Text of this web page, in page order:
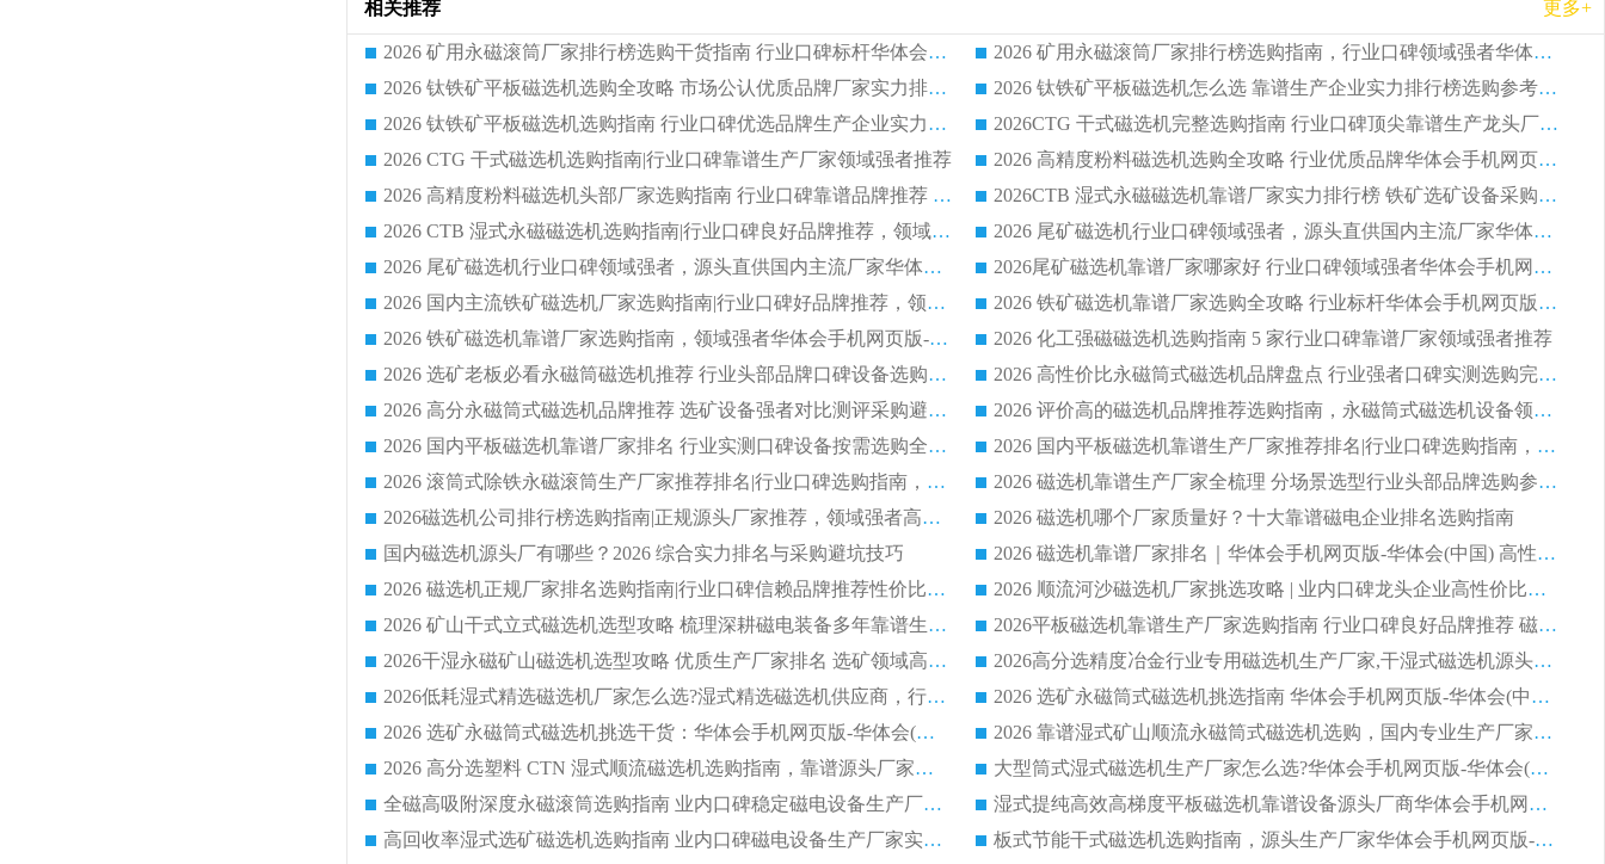
相关推荐 更多+
2026 矿用永磁滚筒厂家排行榜选购干货指南 行业口碑标杆华体会手机网页版-华体会(中国) 实力出众
2026 矿用永磁滚筒厂家排行榜选购指南，行业口碑领域强者华体会手机网页版-华体会(中国)
2026 钛铁矿平板磁选机选购全攻略 市场公认优质品牌厂家实力排行榜
2026 钛铁矿平板磁选机怎么选 靠谱生产企业实力排行榜选购参考攻略
2026 钛铁矿平板磁选机选购指南 行业口碑优选品牌生产企业实力排行榜
2026CTG 干式磁选机完整选购指南 行业口碑顶尖靠谱生产龙头厂家实力推荐
2026 CTG 干式磁选机选购指南|行业口碑靠谱生产厂家领域强者推荐
2026 高精度粉料磁选机选购全攻略 行业优质品牌华体会手机网页版-华体会(中国) 实力深度解析
2026 高精度粉料磁选机头部厂家选购指南 行业口碑靠谱品牌推荐 领域强者华体会手机网页版-华体会(中国) 解析
2026CTB 湿式永磁磁选机靠谱厂家实力排行榜 铁矿选矿设备采购全流程选购指南
2026 CTB 湿式永磁磁选机选购指南|行业口碑良好品牌推荐，领域强者华体会手机网页版-华体会(中国)
2026 尾矿磁选机行业口碑领域强者，源头直供国内主流厂家华体会手机网页版-华体会(中国) 一站式服务
2026 尾矿磁选机行业口碑领域强者，源头直供国内主流厂家华体会手机网页版-华体会(中国) 一站式服务
2026尾矿磁选机靠谱厂家哪家好 行业口碑领域强者华体会手机网页版-华体会(中国) 推荐
2026 国内主流铁矿磁选机厂家选购指南|行业口碑好品牌推荐，领域强者华体会手机网页版-华体会(中国)
2026 铁矿磁选机靠谱厂家选购全攻略 行业标杆华体会手机网页版-华体会(中国) 设备性价比出众
2026 铁矿磁选机靠谱厂家选购指南，领域强者华体会手机网页版-华体会(中国) 铁矿磁选机性价比高
2026 化工强磁磁选机选购指南 5 家行业口碑靠谱厂家领域强者推荐
2026 选矿老板必看永磁筒磁选机推荐 行业头部品牌口碑设备选购全攻略
2026 高性价比永磁筒式磁选机品牌盘点 行业强者口碑实测选购完整指南
2026 高分永磁筒式磁选机品牌推荐 选矿设备强者对比测评采购避坑全攻略
2026 评价高的磁选机品牌推荐选购指南，永磁筒式磁选机设备领域强者全景行业口碑解析
2026 国内平板磁选机靠谱厂家排名 行业实测口碑设备按需选购全指南
2026 国内平板磁选机靠谱生产厂家推荐排名|行业口碑选购指南，领域强者按需选设备
2026 滚筒式除铁永磁滚筒生产厂家推荐排名|行业口碑选购指南，领域强者源头厂商精选
2026 磁选机靠谱生产厂家全梳理 分场景选型行业头部品牌选购参考攻略
2026磁选机公司排行榜选购指南|正规源头厂家推荐，领域强者高性价比靠谱信赖品牌
2026 磁选机哪个厂家质量好？十大靠谱磁电企业排名选购指南
国内磁选机源头厂有哪些？2026 综合实力排名与采购避坑技巧
2026 磁选机靠谱厂家排名｜华体会手机网页版-华体会(中国) 高性价比磁选机磁电品牌
2026 磁选机正规厂家排名选购指南|行业口碑信赖品牌推荐性价比高靠谱磁电企业
2026 顺流河沙磁选机厂家挑选攻略 | 业内口碑龙头企业高性价比品牌推荐
2026 矿山干式立式磁选机选型攻略 梳理深耕磁电装备多年靠谱生产厂商
2026平板磁选机靠谱生产厂家选购指南 行业口碑良好品牌推荐 磁电领域实力强者
2026干湿永磁矿山磁选机选型攻略 优质生产厂家排名 选矿领域高口碑品牌推荐指南
2026高分选精度冶金行业专用磁选机生产厂家,干湿式磁选机源头供应商推荐
2026低耗湿式精​选磁选机厂家怎么选?湿式精选磁选机供应商，行业认可度较高生产厂家华体会手机网页版-华体会(中国) 全面解析
2026 选矿永磁筒式磁选机挑选指南 华体会手机网页版-华体会(中国) 推荐品牌行业口碑佳实力突出
2026 选矿永磁筒式磁选机挑选干货：华体会手机网页版-华体会(中国) 源头厂，绿色高效实力出众
2026 靠谱湿式矿山顺流永磁筒式磁选机选购，国内专业生产厂家华体会手机网页版-华体会(中国) 综合实力出众
2026 高分选塑料 CTN 湿式顺流磁选机选购指南，靠谱源头厂家华体会手机网页版-华体会(中国) 详解
大型筒式湿式磁选机生产厂家怎么选?华体会手机网页版-华体会(中国) 设备口碑广受行业认可
全磁高吸附深度永磁滚筒选购指南 业内口碑稳定磁电设备生产厂家详细推荐
湿式提纯高效高梯度平板磁选机靠谱设备源头厂商华体会手机网页版-华体会(中国) 综合测评
高回收率湿式选矿磁选机选购指南 业内口碑磁电设备生产厂家实力解析
板式节能干式磁选机选购指南，源头生产厂家华体会手机网页版-华体会(中国) 综合实力可观